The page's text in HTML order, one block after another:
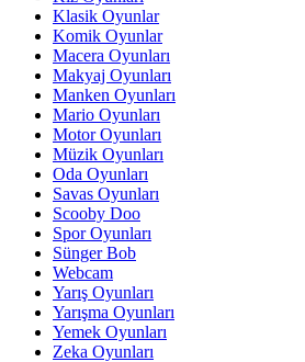
Klasik Oyunlar
Komik Oyunlar
Macera Oyunları
Makyaj Oyunları
Manken Oyunları
Mario Oyunları
Motor Oyunları
Müzik Oyunları
Oda Oyunları
Savas Oyunları
Scooby Doo
Spor Oyunları
Sünger Bob
Webcam
Yarış Oyunları
Yarışma Oyunları
Yemek Oyunları
Zeka Oyunları